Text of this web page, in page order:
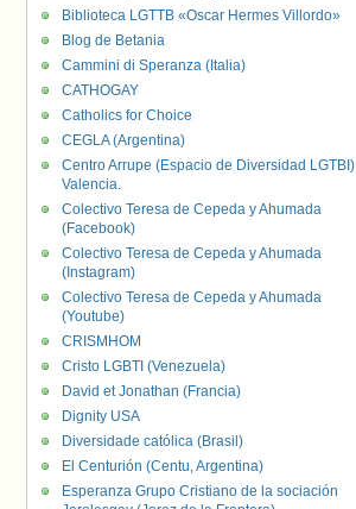
Biblioteca LGTTB «Oscar Hermes Villordo»
Blog de Betania
Cammini di Speranza (Italia)
CATHOGAY
Catholics for Choice
CEGLA (Argentina)
Centro Arrupe (Espacio de Diversidad LGTBI)
Valencia.
Colectivo Teresa de Cepeda y Ahumada
(Facebook)
Colectivo Teresa de Cepeda y Ahumada
(Instagram)
Colectivo Teresa de Cepeda y Ahumada
(Youtube)
CRISMHOM
Cristo LGBTI (Venezuela)
David et Jonathan (Francia)
Dignity USA
Diversidade católica (Brasil)
El Centurión (Centu, Argentina)
Esperanza Grupo Cristiano de la sociación